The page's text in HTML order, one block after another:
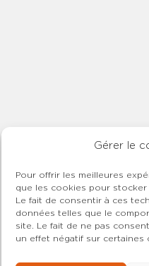
Gérer le
Pour offrir les meilleures
que les cookies pour stocker
Le fait de consentir à ces
données telles que le
site. Le fait de ne pas
un effet négatif sur certaines